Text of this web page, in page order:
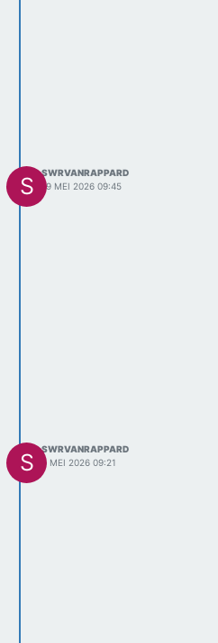
S
SWRVANRAPPARD
19 MEI 2026 09:45
S
SWRVANRAPPARD
6 MEI 2026 09:21